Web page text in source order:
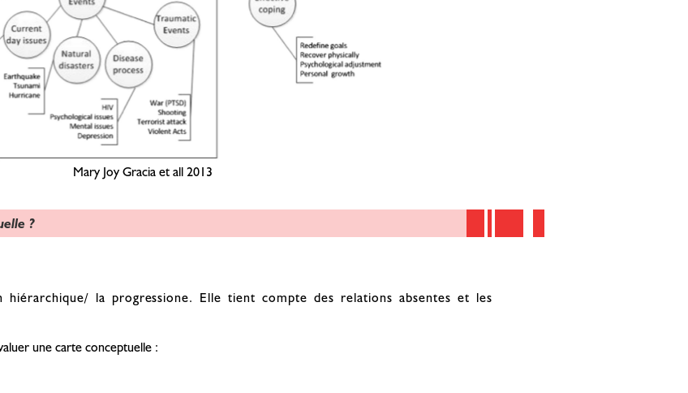
Mary Joy Gracia et all 2013
?
hiérarchique/ la progressione. Elle tient compte des relations absentes et les
une carte conceptuelle :